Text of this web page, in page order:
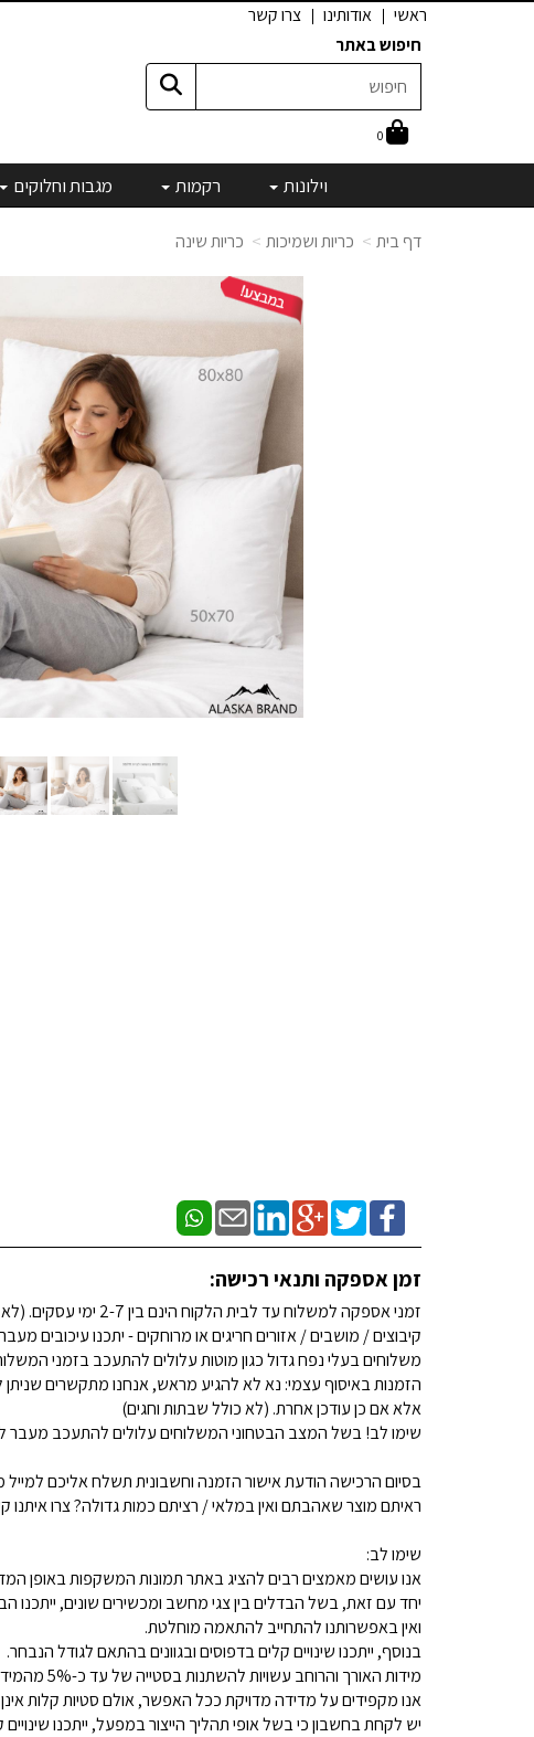
ראשי אודותינו
צרו קשר
חיפוש באתר
0
וילונות רקמות מגבות וחלוקים
דף בית כריות ושמיכות כריות שינה
זמן אספקה ותנאי רכישה:
זמני אספקה למשלוח עד לבית הלקוח הינם בין 2-7 ימי עסקים. (לא כולל שבתות וחגים)
קיבוצים / מושבים / אזורים חריגים או מרוחקים - יתכנו עיכובים
משלוחים בעלי נפח גדול כגון מוטות עלולים להתעכב בזמני
הזמנות באיסוף עצמי: נא לא להגיע מראש, אנחנו מתקשרים
אלא אם כן עודכן אחרת. (לא כולל שבתות וחגים)
שימו לב! בשל המצב הבטחוני המשלוחים עלולים להתעכב מעבר
בסיום הרכישה הודעת אישור הזמנה וחשבונית תשלח אליכם למייל
ראיתם מוצר שאהבתם ואין במלאי / רציתם כמות גדולה? צרו איתנו קשר 02-
שימו לב:
אנו עושים מאמצים רבים להציג באתר תמונות המשקפות באופן
יחד עם זאת, בשל הבדלים בין צגי מחשב ומכשירים שונים, ייתכנו
ואין באפשרותנו להתחייב להתאמה מוחלטת.
בנוסף, ייתכנו שינויים קלים בדפוסים ובגוונים בהתאם לגודל הנבחר.
מידות האורך והרוחב עשויות להשתנות בסטייה של עד כ-5% מהמידות המפורסמות.
אנו מקפידים על מדידה מדויקת ככל האפשר, אולם סטיות קלות אינן
יש לקחת בחשבון כי בשל אופי תהליך הייצור במפעל, ייתכנו שינויים